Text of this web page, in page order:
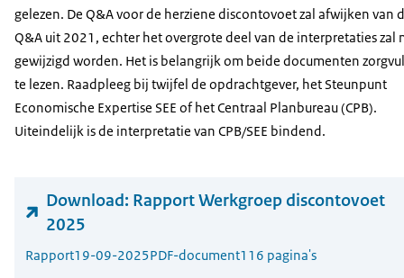
gelezen. De Q&A voor de herziene discontovoet zal afwijken van
Q&A uit 2021, echter het overgrote deel van de interpretaties zal
gewijzigd worden. Het is belangrijk om beide documenten
te lezen. Raadpleeg bij twijfel de opdrachtgever, het Steunpunt
Economische Expertise SEE of het Centraal Planbureau (CPB).
Uiteindelijk is de interpretatie van CPB/SEE bindend.
Download: Rapport Werkgroep discontovoet
2025
Rapport19-09-2025PDF-document116 pagina's